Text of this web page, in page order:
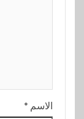
الاسم *